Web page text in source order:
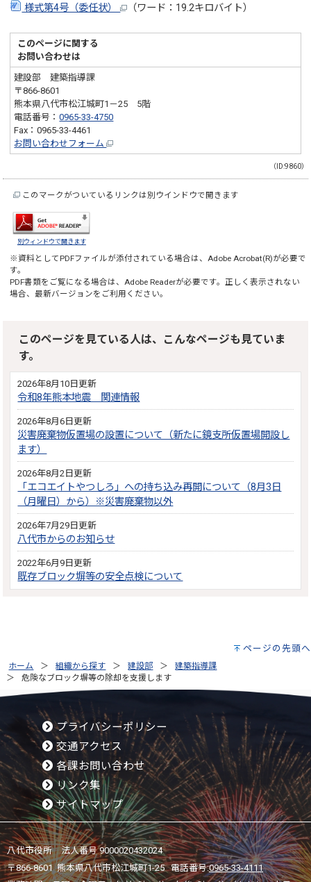
様式第4号（委任状）
（ワード：19.2キロバイト）
このページに関する
お問い合わせは
建設部 建築指導課
〒866-8601
熊本県八代市松江城町1－25 5階
電話番号：0965-33-4750
Fax：0965-33-4461
お問い合わせフォーム
（ID:9860）
このマークがついているリンクは別ウインドウで開きます
別ウィンドウで開きます
※資料としてPDFファイルが添付されている場合は、Adobe Acrobat(R)が必要で
す。
PDF書類をご覧になる場合は、Adobe Readerが必要です。正しく表示されない
場合、最新バージョンをご利用ください。
このページを見ている人は、こんなページも見ていま
す。
2026年8月10日更新
令和8年熊本地震 関連情報
2026年8月6日更新
災害廃棄物仮置場の設置について（新たに鏡支所仮置場開設し
ます）
2026年8月2日更新
「エコエイトやつしろ」への持ち込み再開について（8月3日
（月曜日）から）※災害廃棄物以外
2026年7月29日更新
八代市からのお知らせ
2022年6月9日更新
既存ブロック塀等の安全点検について
ページの先頭へ
ホーム 組織から探す 建設部
建築指導課
危険なブロック塀等の除却を支援します
プライバシーポリシー
交通アクセス
各課お問い合わせ
リンク集
サイトマップ
八代市役所 法人番号 9000020432024
〒866-8601 熊本県八代市松江城町1-25 電話番号:0965-33-4111